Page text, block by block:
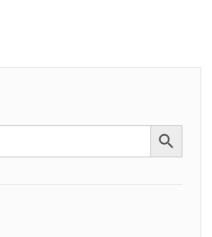
Search Button